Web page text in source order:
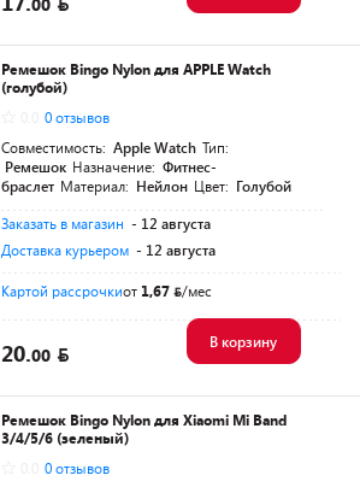
Ремешок Bingo Nylon для APPLE Watch
(голубой)
0 отзывов
Совместимость: Apple Watch Тип:
Ремешок Назначение: Фитнес-
браслет Материал: Нейлон Цвет: Голубой
Заказать в магазин - 12 августа
Доставка курьером - 12 августа
Картой рассрочкиот 1,67 /мес
20.00
В корзину
Ремешок Bingo Nylon для Xiaomi Mi Band
3/4/5/6 (зеленый)
0 отзывов